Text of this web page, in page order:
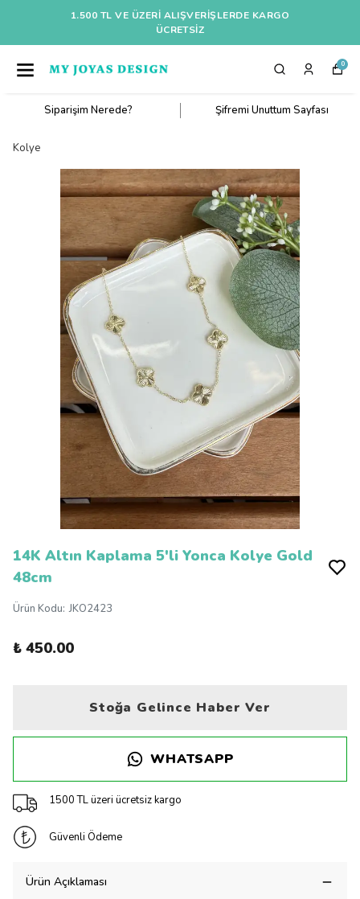
1.500 TL VE ÜZERI ALIŞVERIŞLERDE KARGO
ÜCRETSİZ
0
Siparişim Nerede? Şifremi Unuttum Sayfası
Kolye
14K Altın Kaplama 5'li Yonca Kolye Gold
48cm
Ürün Kodu: JKO2423
₺ 450.00
Stoğa Gelince Haber Ver
WHATSAPP
1500 TL üzeri ücretsiz kargo
Güvenli Ödeme
Ürün Açıklaması